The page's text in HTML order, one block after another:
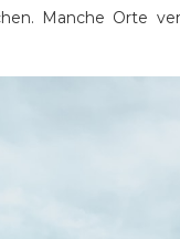
Manche Orte